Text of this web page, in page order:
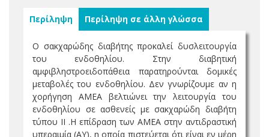
Περίληψη Περίληψη σε άλλη γλώσσα
Ο σακχαρώδης διαβήτης προκαλεί δυσλειτουργία
του ενδοθηλίου. Στην διαβητική
αμφιβληστροειδοπάθεια παρατηρούνται δομικές
μεταβολές του ενδοθηλίου. Δεν γνωρίζουμε αν η
χορήγηση ΑΜΕΑ βελτιώνει την λειτουργία του
ενδοθηλίου σε ασθενείς με σακχαρώδη διαβήτη
τύπου II .Η επίδραση των ΑΜΕΑ στην αντιδραστική
υπεραιμία (ΑΥ), η οποία πιστεύεται ότι είναι εν μέρη